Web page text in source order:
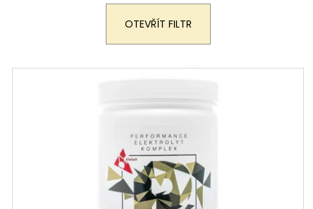
OTEVŘÍT FILTR